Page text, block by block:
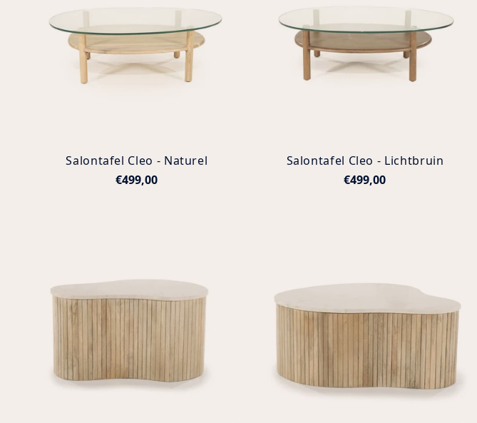
Salontafel Cleo - Naturel
€499,00
Salontafel Cleo - Lichtbruin
€499,00